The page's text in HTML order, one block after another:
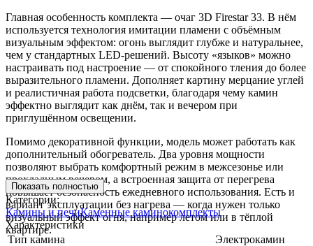
Главная особенность комплекта — очаг 3D Firestar 33. В нём
используется технология имитации пламени с объёмным
визуальным эффектом: огонь выглядит глубже и натуральнее,
чем у стандартных LED-решений. Высоту «языков» можно
настраивать под настроение — от спокойного тления до более
выразительного пламени. Дополняет картину мерцание углей
и реалистичная работа подсветки, благодаря чему камин
эффектно выглядит как днём, так и вечером при
приглушённом освещении.
Помимо декоративной функции, модель может работать как
дополнительный обогреватель. Два уровня мощности
позволяют выбрать комфортный режим в межсезонье или
прохладным вечером, а встроенная защита от перегрева
повышает безопасность ежедневного использования. Есть и
вариант эксплуатации без нагрева — когда нужен только
визуальный эффект огня, например летом или в тёплой
квартире.
Показать полностью
Категории:
Камины и печиКаменные каминокомплекты
Характеристики
Тип камина
Электрокамин